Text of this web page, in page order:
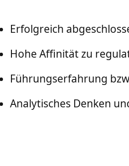
Erfolgreich
Hohe Affinität zu
Führungserfahrung
Analytisches Denken